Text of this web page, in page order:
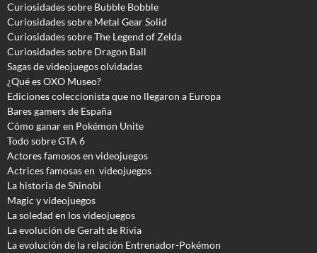
Curiosidades sobre Bubble Bobble
Curiosidades sobre Metal Gear Solid
Curiosidades sobre The Legend of Zelda
Curiosidades sobre Dragon Ball
Sagas de videojuegos olvidadas
¿Qué es OXO Museo?
Ediciones coleccionista que no llegaron a Europa
Bares gamers de España
Cómo ganar en Pokémon Unite
Todo sobre GTA 6
Actores famosos en videojuegos
Actrices famosas en videojuegos
La historia de Shinobi
Magic y videojuegos
La soledad en los videojuegos
La evolución de Geralt de Rivia
La evolución de la relación Entrenador-Pokémon